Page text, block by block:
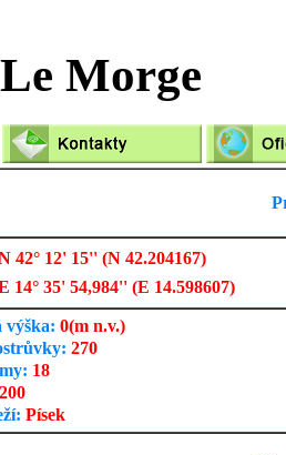
Morge
42° 12' 15'' (N 42.204167)
14° 35' 54,984'' (E 14.598607)
výška: 0(m n.v.)
270
18
Písek